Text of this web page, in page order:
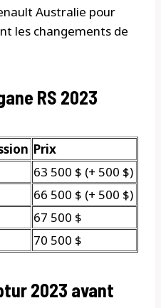
Australie pour
les changements de
RS 2023
Prix
63 500 $ (+ 500 $)
66 500 $ (+ 500 $)
67 500 $
70 500 $
2023 avant